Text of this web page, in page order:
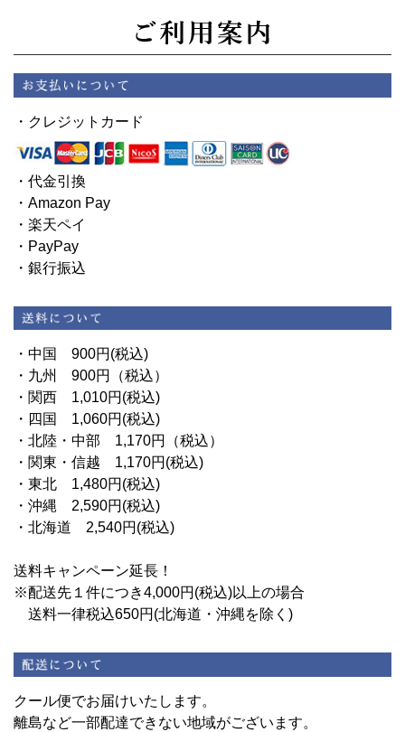
・クレジットカード
・代金引換
・Amazon Pay
・楽天ペイ
・PayPay
・銀行振込
・中国 900円(税込)
・九州 900円（税込）
・関西 1,010円(税込)
・四国 1,060円(税込)
・北陸・中部 1,170円（税込）
・関東・信越 1,170円(税込)
・東北 1,480円(税込)
・沖縄 2,590円(税込)
・北海道 2,540円(税込)
送料キャンペーン延長！
※配送先１件につき4,000円(税込)以上の場合
送料一律税込650円(北海道・沖縄を除く)
クール便でお届けいたします。
離島など一部配達できない地域がございます。